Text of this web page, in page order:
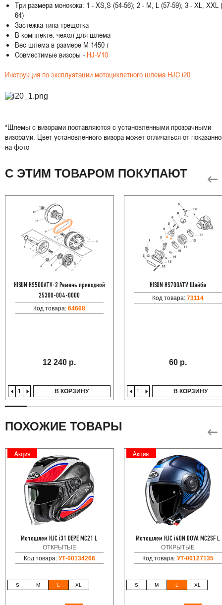
Три размера монокока: 1 - XS,S (54-56); 2 - M, L (57-59); 3 - XL, XXL
64)
Застежка типа трещотка
В комплекте: чехол для шлема
Вес шлема в размере M 1450 г
Совместимые визоры - HJ-V10
Инструкция по эксплуатации мотоциклетного шлема HJC i20
*Шлемы с визорами поставляются с установленными прозрачными
визорами. Цвет установленного визора может отличаться от
на фото
С ЭТИМ ТОВАРОМ ПОКУПАЮТ
HISUN HS500ATV-2 Ремень приводной
25300-004-0000
Код товара:64668
12 240 р.
В КОРЗИНУ
HISUN HS700ATV Шайба
Код товара:73114
60 р.
В КОРЗИНУ
ПОХОЖИЕ ТОВАРЫ
Акция
Мотошлем HJC i31 DEPE MC21 L
ОТКРЫТЫЕ
Код товара: УТ-00134266
S M L XL
Акция
Мотошлем HJC i40N DOVA MC2SF L
ОТКРЫТЫЕ
Код товара:УТ-00127135
S M L XL